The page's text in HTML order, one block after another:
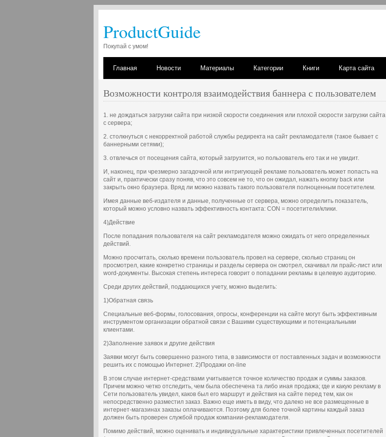
ProductGuide
Покупай с умом!
Главная Новости Материалы Категории Книги Карта сайта
Возможности контроля взаимодействия баннера с пользователем
1. не дождаться загрузки сайта при низкой скорости соединения или плохой скорости загрузки сайта
с сервера;
2. столкнуться с некорректной работой службы редиректа на сайт рекламодателя (такое бывает с
баннерными сетями);
3. отвлечься от посещения сайта, который загрузится, но пользователь его так и не увидит.
И, наконец, при чрезмерно загадочной или интригующей рекламе пользователь может попасть на
сайт и, практически сразу поняв, что это совсем не то, что он ожидал, нажать кнопку back или
закрыть окно браузера. Вряд ли можно назвать такого пользователя полноценным посетителем.
Имея данные веб-издателя и данные, полученные от сервера, можно определить показатель,
который можно условно назвать эффективность контакта: CON = посетители/клики.
4)Действие
После попадания пользователя на сайт рекламодателя можно ожидать от него определенных
действий.
Можно просчитать, сколько времени пользователь провел на сервере, сколько страниц он
просмотрел, какие конкретно страницы и разделы сервера он смотрел, скачивал ли прайс-лист или
word-документы. Высокая степень интереса говорит о попадании рекламы в целевую аудиторию.
Среди других действий, поддающихся учету, можно выделить:
1)Обратная связь
Специальные веб-формы, голосования, опросы, конференции на сайте могут быть эффективным
инструментом организации обратной связи с Вашими существующими и потенциальными
клиентами.
2)Заполнение заявок и другие действия
Заявки могут быть совершенно разного типа, в зависимости от поставленных задач и возможности
решить их с помощью Интернет. 2)Продажи on-line
В этом случае интернет-средствами учитывается точное количество продаж и суммы заказов.
Причем можно четко отследить, чем была обеспечена та либо иная продажа; где и какую рекламу в
Сети пользователь увидел, каков был его маршрут и действия на сайте перед тем, как он
непосредственно разместил заказ. Важно еще иметь в виду, что далеко не все размещенные в
интернет-магазинах заказы оплачиваются. Поэтому для более точной картины каждый заказ
должен быть проверен службой продаж компании-рекламодателя.
Помимо действий, можно оценивать и индивидуальные характеристики привлеченных посетителей